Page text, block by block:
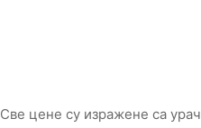
Све цене су изражене са